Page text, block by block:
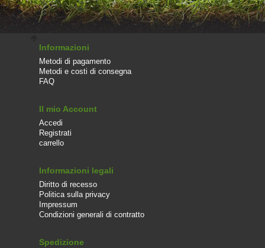
Informazioni
Metodi di pagamento
Metodi e costi di consegna
FAQ
Il mio Account
Accedi
Registrati
carrello
Informazioni legali
Diritto di recesso
Politica sulla privacy
Impressum
Condizioni generali di contratto
Spedizione